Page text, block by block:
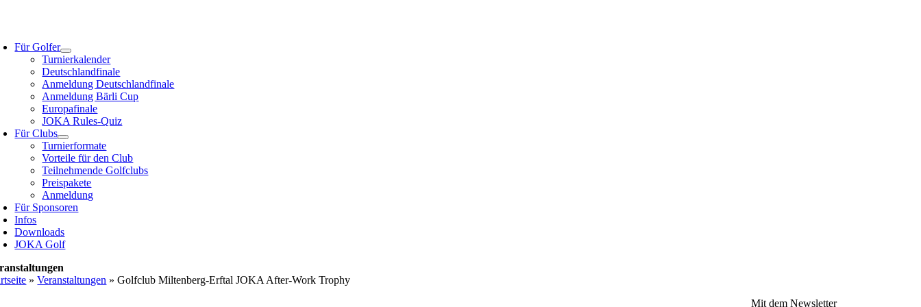
Für Golfer
Turnierkalender
Deutschlandfinale
Anmeldung Deutschlandfinale
Anmeldung Bärli Cup
Europafinale
JOKA Rules-Quiz
Für Clubs
Turnierformate
Vorteile für den Club
Teilnehmende Golfclubs
Preispakete
Anmeldung
Für Sponsoren
Infos
Downloads
JOKA Golf
»Veranstaltungen »Golfclub Miltenberg-Erftal JOKA After-Work Trophy
Mit dem Newsletter